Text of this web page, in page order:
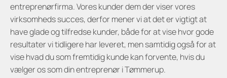
entreprenørfirma. Vores kunder dem der viser vores
virksomheds succes, derfor mener vi at det er vigtigt at
have glade og tilfredse kunder, både for at vise hvor gode
resultater vi tidligere har leveret, men samtidig også for at
vise hvad du som fremtidig kunde kan forvente, hvis du
vælger os som din entreprenør i Tømmerup.